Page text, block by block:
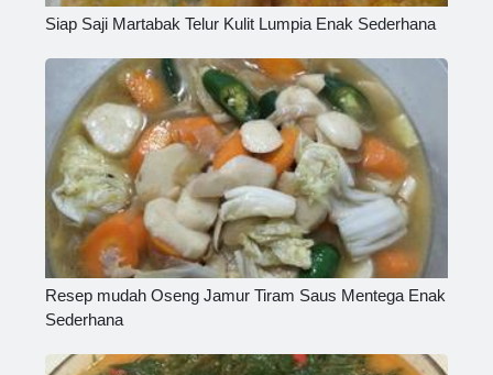
Siap Saji Martabak Telur Kulit Lumpia Enak Sederhana
Resep mudah Oseng Jamur Tiram Saus Mentega Enak
Sederhana